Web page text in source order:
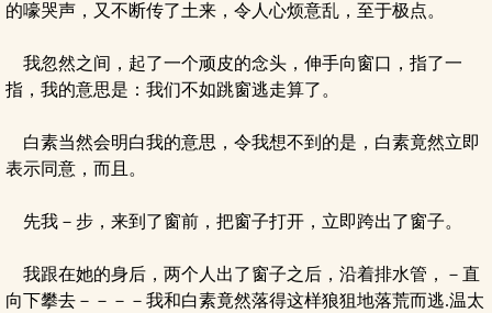
的嚎哭声，又不断传了土来，令人心烦意乱，至于极点。
我忽然之间，起了一个顽皮的念头，伸手向窗口，指了一
指，我的意思是：我们不如跳窗逃走算了。
白素当然会明白我的意思，令我想不到的是，白素竟然立即
表示同意，而且。
先我－步，来到了窗前，把窗子打开，立即跨出了窗子。
我跟在她的身后，两个人出了窗子之后，沿着排水管，－直
向下攀去－－－－我和白素竟然落得这样狼狙地落荒而逃.温太